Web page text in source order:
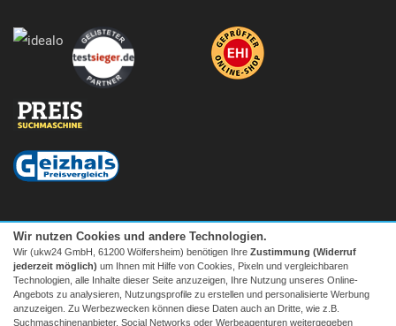
Wir nutzen Cookies und andere Technologien.
Wir (ukw24 GmbH, 61200 Wölfersheim) benötigen Ihre Zustimmung (Widerruf
jederzeit möglich) um Ihnen mit Hilfe von Cookies, Pixeln und vergleichbaren
Technologien, alle Inhalte dieser Seite anzuzeigen, Ihre Nutzung unseres Online-
Angebots zu analysieren, Nutzungsprofile zu erstellen und personalisierte Werbung
anzuzeigen. Zu Werbezwecken können diese Daten auch an Dritte, wie z.B.
Suchmaschinenanbieter, Social Networks oder Werbeagenturen weitergegeben